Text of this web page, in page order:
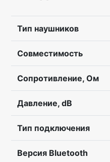
Тип наушников
Совместимость
Сопротивление, Ом
Давление, dB
Тип подключения
Версия Bluetooth